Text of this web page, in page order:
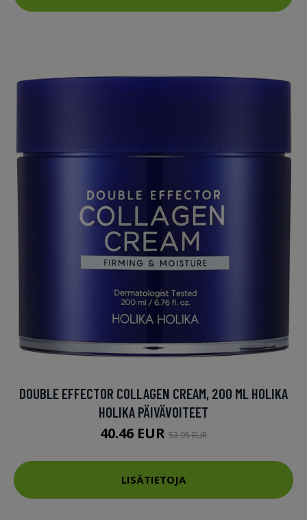
DOUBLE EFFECTOR COLLAGEN CREAM, 200 ML HOLIKA
HOLIKA PÄIVÄVOITEET
40.46 EUR 53.95 EUR
LISÄTIETOJA